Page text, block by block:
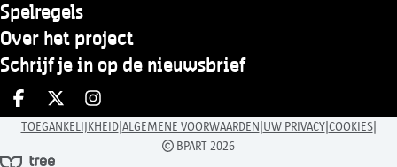
Spelregels
Over het project
Schrijf je in op de nieuwsbrief
Deel op facebook
Deel op X
Deel op Instagram
TOEGANKELIJKHEID| ALGEMENE VOORWAARDEN UW PRIVACY| COOKIES|
BPART 2026